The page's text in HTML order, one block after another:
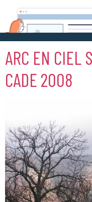
ARC EN CIEL
CADE 2008